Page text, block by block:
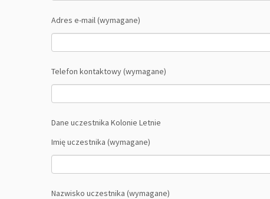
Adres e-mail (wymagane)
Telefon kontaktowy (wymagane)
Dane uczestnika Kolonie Letnie
Imię uczestnika (wymagane)
Nazwisko uczestnika (wymagane)